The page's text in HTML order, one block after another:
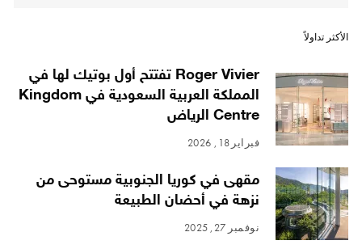
الأكثر تداولاً
Roger Vivier تفتتح أول بوتيك لها في
المملكة العربية السعودية في Kingdom
Centre الرياض
فبراير 18, 2026
مقهى في كوريا الجنوبية مستوحى من
نزهة في أحضان الطبيعة
نوفمبر 27, 2025